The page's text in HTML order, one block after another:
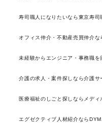
寿司職人になりたいなら東京寿司
オフィス仲介・不動産売買仲介な
未経験からエンジニア・事務職を
介護の求人・案件探しなら介護サ
医療福祉のしごと探しならメディ
エグゼクティブ人材紹介ならDYM